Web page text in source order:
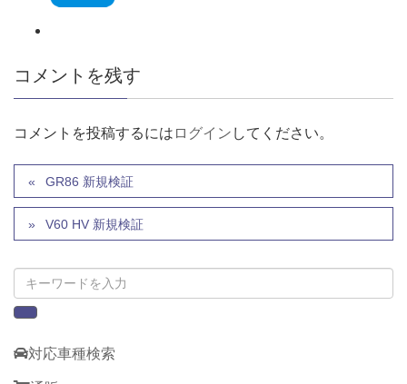
コメントを残す
コメントを投稿するには ログイン してください。
GR86 新規検証
V60 HV 新規検証
対応車種検索